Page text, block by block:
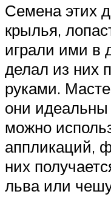
Семена этих
крылья,
играли ими в
делал из них
руками.
они идеальны
можно
аппликаций,
них
льва или